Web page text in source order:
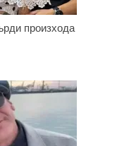
произхода